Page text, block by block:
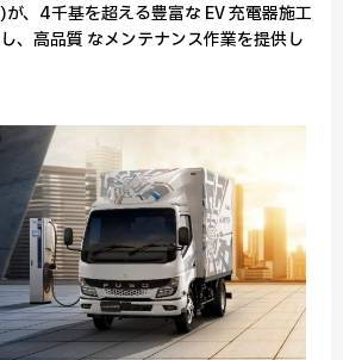
、4千基を超える豊富な EV 充電器施工
、高品質 なメンテナンス作業を提供し